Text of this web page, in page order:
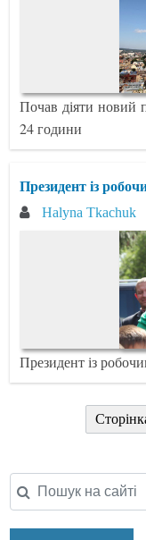
Почав діяти новий
24 години
Президент із
Halyna Tkachuk
Президент із